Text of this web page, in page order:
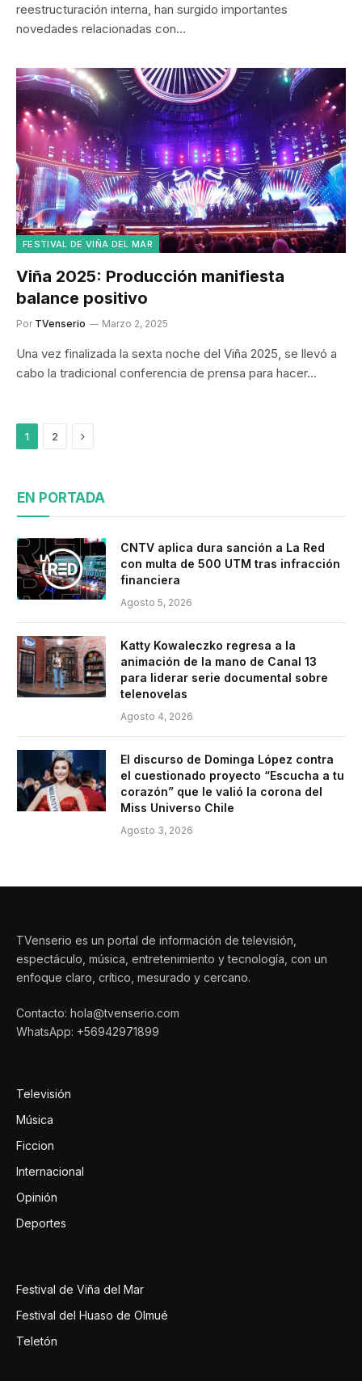
reestructuración interna, han surgido importantes
novedades relacionadas con…
FESTIVAL DE VIÑA DEL MAR
Viña 2025: Producción manifiesta
balance positivo
Por TVenserio Marzo 2, 2025
Una vez finalizada la sexta noche del Viña 2025, se llevó a
cabo la tradicional conferencia de prensa para hacer…
1 2 Siguiente
EN PORTADA
CNTV aplica dura sanción a La Red
con multa de 500 UTM tras infracción
financiera
Agosto 5, 2026
Katty Kowaleczko regresa a la
animación de la mano de Canal 13
para liderar serie documental sobre
telenovelas
Agosto 4, 2026
El discurso de Dominga López contra
el cuestionado proyecto “Escucha a tu
corazón” que le valió la corona del
Miss Universo Chile
Agosto 3, 2026
TVenserio es un portal de información de televisión,
espectáculo, música, entretenimiento y tecnología, con un
enfoque claro, crítico, mesurado y cercano.
Contacto: hola@tvenserio.com
WhatsApp: +56942971899
Televisión
Música
Ficcion
Internacional
Opinión
Deportes
Festival de Viña del Mar
Festival del Huaso de Olmué
Teletón